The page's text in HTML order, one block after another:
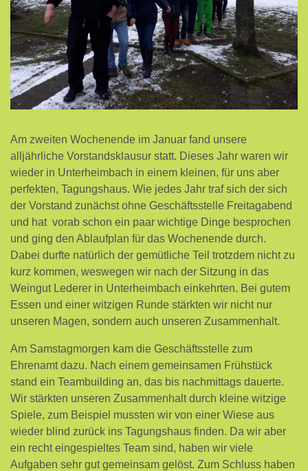
Am zweiten Wochenende im Januar fand unsere
alljährliche Vorstandsklausur statt. Dieses Jahr waren wir
wieder in Unterheimbach in einem kleinen, für uns aber
perfekten, Tagungshaus. Wie jedes Jahr traf sich der sich
der Vorstand zunächst ohne Geschäftsstelle Freitagabend
und hat vorab schon ein paar wichtige Dinge besprochen
und ging den Ablaufplan für das Wochenende durch.
Dabei durfte natürlich der gemütliche Teil trotzdem nicht zu
kurz kommen, weswegen wir nach der Sitzung in das
Weingut Lederer in Unterheimbach einkehrten. Bei gutem
Essen und einer witzigen Runde stärkten wir nicht nur
unseren Magen, sondern auch unseren Zusammenhalt.
Am Samstagmorgen kam die Geschäftsstelle zum
Ehrenamt dazu. Nach einem gemeinsamen Frühstück
stand ein Teambuilding an, das bis nachmittags dauerte.
Wir stärkten unseren Zusammenhalt durch kleine witzige
Spiele, zum Beispiel mussten wir von einer Wiese aus
wieder blind zurück ins Tagungshaus finden. Da wir aber
ein recht eingespieltes Team sind, haben wir viele
Aufgaben sehr gut gemeinsam gelöst. Zum Schluss haben